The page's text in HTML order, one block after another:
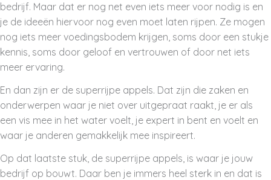
bedrijf. Maar dat er nog net even iets meer voor nodig is en
je de ideeën hiervoor nog even moet laten rijpen. Ze mogen
nog iets meer voedingsbodem krijgen, soms door een stukje
kennis, soms door geloof en vertrouwen of door net iets
meer ervaring.
En dan zijn er de superrijpe appels. Dat zijn die zaken en
onderwerpen waar je niet over uitgepraat raakt, je er als
een vis mee in het water voelt, je expert in bent en voelt en
waar je anderen gemakkelijk mee inspireert.
Op dat laatste stuk, de superrijpe appels, is waar je jouw
bedrijf op bouwt. Daar ben je immers heel sterk in en dat is